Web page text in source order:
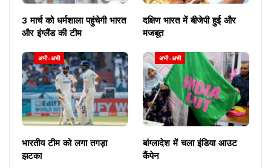
बांग्लादेशः नजमुल हुसैन शान्तो, लिटन दास (कप्तान), अनामुल हक,
शाकिब अल हसन, मुशफिकुर रहीम, महमूदुल्लाह, आफिफ हुसैन,
मेहदी हसन मिराज, हसन महमूद, मुस्ताफिजुर रहमान और इबादत
हुसैन।
3 मार्च को धर्मशाला पहुंचेगी भारत
और इंग्लैंड की टीम
दक्षिण भारत में बीजेपी हुई और
मजबूत
अभी-अभी
भारतीय टीम को लगा तगड़ा
झटका
अभी-अभी
बांग्लादेश में चला इंडिया आउट
कैंपेन